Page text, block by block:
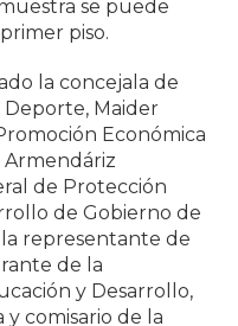
se puede
piso.
la concejala de
Deporte, Maider
Económica
Armendáriz
de Protección
de Gobierno de
la representante de
de la
y Desarrollo,
y comisario de la